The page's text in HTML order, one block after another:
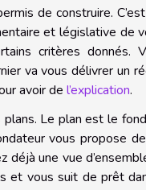
de construire.
et législative de
critères donnés.
va vous délivrer un
avoir de l’explication.
plans. Le plan est le
vous propose
une vue
et vous suit de prêt